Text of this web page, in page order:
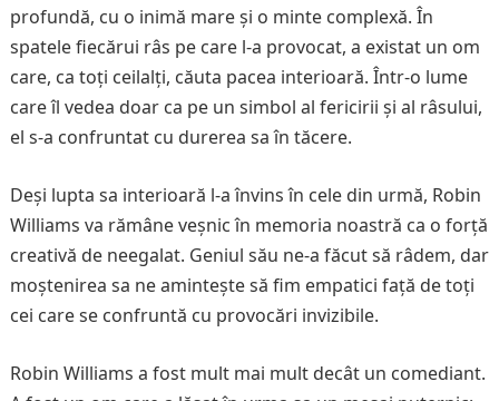
profundă, cu o inimă mare și o minte complexă. În
spatele fiecărui râs pe care l-a provocat, a existat un om
care, ca toți ceilalți, căuta pacea interioară. Într-o lume
care îl vedea doar ca pe un simbol al fericirii și al râsului,
el s-a confruntat cu durerea sa în tăcere.
Deși lupta sa interioară l-a învins în cele din urmă, Robin
Williams va rămâne veșnic în memoria noastră ca o forță
creativă de neegalat. Geniul său ne-a făcut să râdem, dar
moștenirea sa ne amintește să fim empatici față de toți
cei care se confruntă cu provocări invizibile.
Robin Williams a fost mult mai mult decât un comediant.